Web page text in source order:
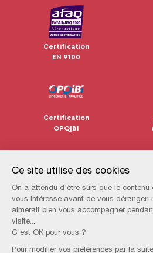
Certification
EN 9100
Certification
OPQIBI
Newsletter
Ce site utilise des cookies
On a attendu d'être sûrs que le contenu
vous intéresse avant de vous déranger,
aimerait bien vous accompagner
visite...
C'est OK pour vous ?
Pour modifier vos préférences par la